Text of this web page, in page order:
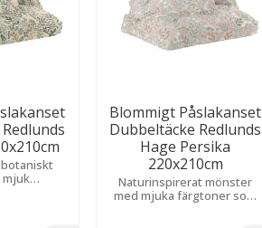
mjuk
Blommigt Påslakanset
Dubbeltäcke Redlunds
Hage Persika
220x210cm
Naturinspirerat mönster
med mjuka färgtoner som